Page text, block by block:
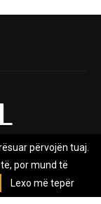
Kontakt
themeluar në vitin
përvojën tuaj.
por mund të
Lexo më tepër